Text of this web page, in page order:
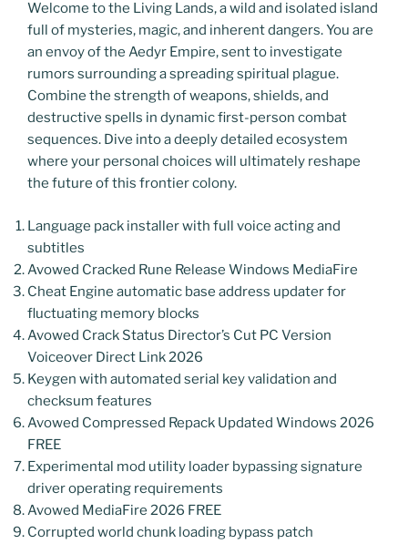
Welcome to the Living Lands, a wild and isolated island
full of mysteries, magic, and inherent dangers. You are
an envoy of the Aedyr Empire, sent to investigate
rumors surrounding a spreading spiritual plague.
Combine the strength of weapons, shields, and
destructive spells in dynamic first-person combat
sequences. Dive into a deeply detailed ecosystem
where your personal choices will ultimately reshape
the future of this frontier colony.
Language pack installer with full voice acting and
subtitles
Avowed Cracked Rune Release Windows MediaFire
Cheat Engine automatic base address updater for
fluctuating memory blocks
Avowed Crack Status Director’s Cut PC Version
Voiceover Direct Link 2026
Keygen with automated serial key validation and
checksum features
Avowed Compressed Repack Updated Windows 2026
FREE
Experimental mod utility loader bypassing signature
driver operating requirements
Avowed MediaFire 2026 FREE
Corrupted world chunk loading bypass patch